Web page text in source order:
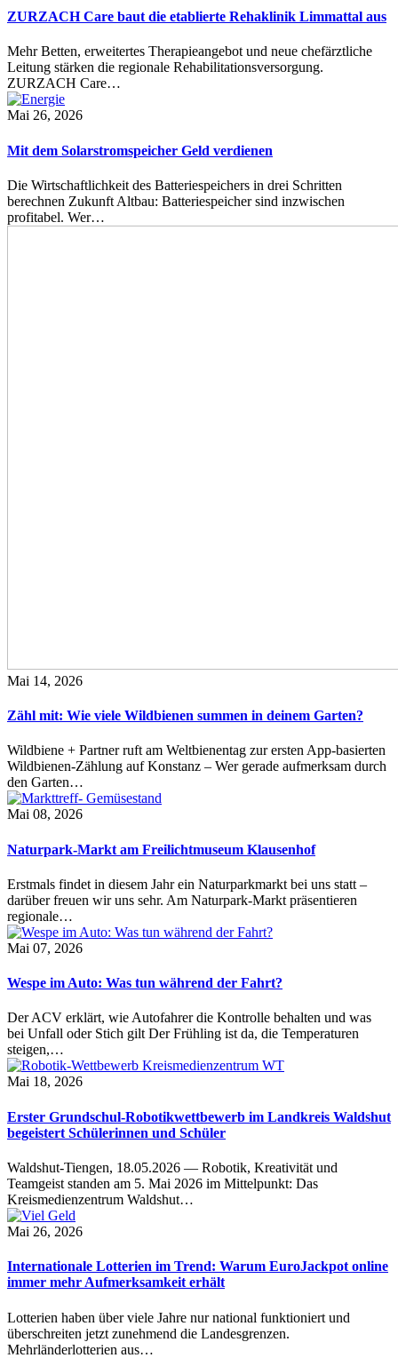
ZURZACH Care baut die etablierte Rehaklinik Limmattal aus
Mehr Betten, erweitertes Therapieangebot und neue chefärztliche
Leitung stärken die regionale Rehabilitationsversorgung.
ZURZACH Care…
Mai 26, 2026
Mit dem Solarstromspeicher Geld verdienen
Die Wirtschaftlichkeit des Batteriespeichers in drei Schritten
berechnen Zukunft Altbau: Batteriespeicher sind inzwischen
profitabel. Wer…
Mai 14, 2026
Zähl mit: Wie viele Wildbienen summen in deinem Garten?
Wildbiene + Partner ruft am Weltbienentag zur ersten App-basierten
Wildbienen-Zählung auf Konstanz – Wer gerade aufmerksam durch
den Garten…
Mai 08, 2026
Naturpark-Markt am Freilichtmuseum Klausenhof
Erstmals findet in diesem Jahr ein Naturparkmarkt bei uns statt –
darüber freuen wir uns sehr. Am Naturpark-Markt präsentieren
regionale…
Mai 07, 2026
Wespe im Auto: Was tun während der Fahrt?
Der ACV erklärt, wie Autofahrer die Kontrolle behalten und was
bei Unfall oder Stich gilt Der Frühling ist da, die Temperaturen
steigen,…
Mai 18, 2026
Erster Grundschul-Robotikwettbewerb im Landkreis Waldshut
begeistert Schülerinnen und Schüler
Waldshut-Tiengen, 18.05.2026 — Robotik, Kreativität und
Teamgeist standen am 5. Mai 2026 im Mittelpunkt: Das
Kreismedienzentrum Waldshut…
Mai 26, 2026
Internationale Lotterien im Trend: Warum EuroJackpot online
immer mehr Aufmerksamkeit erhält
Lotterien haben über viele Jahre nur national funktioniert und
überschreiten jetzt zunehmend die Landesgrenzen.
Mehrländerlotterien aus…